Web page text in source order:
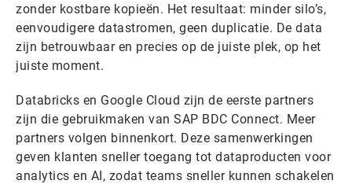
zonder kostbare kopieën. Het resultaat: minder silo’s,
eenvoudigere datastromen, geen duplicatie. De data
zijn betrouwbaar en precies op de juiste plek, op het
juiste moment.
Databricks en Google Cloud zijn de eerste partners
zijn die gebruikmaken van SAP BDC Connect. Meer
partners volgen binnenkort. Deze samenwerkingen
geven klanten sneller toegang tot dataproducten voor
analytics en AI, zodat teams sneller kunnen schakelen